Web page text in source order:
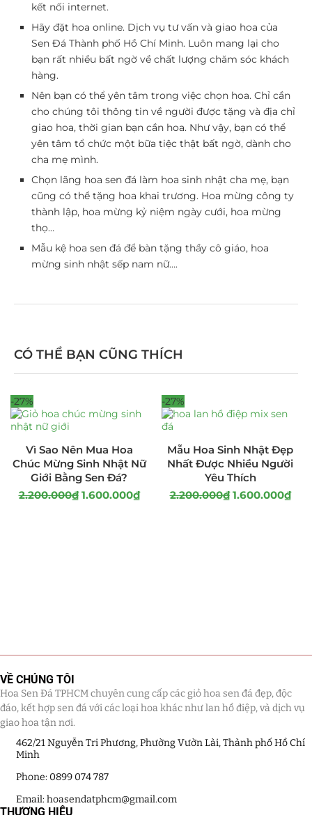
kết nối internet.
Hãy đặt hoa online. Dịch vụ tư vấn và giao hoa của
Sen Đá Thành phố Hồ Chí Minh. Luôn mang lại cho
bạn rất nhiều bất ngờ về chất lượng chăm sóc khách
hàng.
Nên bạn có thể yên tâm trong việc chọn hoa. Chỉ cần
cho chúng tôi thông tin về người được tặng và địa chỉ
giao hoa, thời gian bạn cần hoa. Như vậy, bạn có thể
yên tâm tổ chức một bữa tiệc thật bất ngờ, dành cho
cha mẹ mình.
Chọn lãng hoa sen đá làm hoa sinh nhật cha mẹ, bạn
cũng có thể tặng hoa khai trương. Hoa mừng công ty
thành lập, hoa mừng kỷ niệm ngày cưới, hoa mừng
thọ…
Mẫu kệ hoa sen đá để bàn tặng thầy cô giáo, hoa
mừng sinh nhật sếp nam nữ….
CÓ THỂ BẠN CŨNG THÍCH
-27%
Vì Sao Nên Mua Hoa
Chúc Mừng Sinh Nhật Nữ
Giới Bằng Sen Đá?
2.200.000₫ 1.600.000₫
-27%
Mẫu Hoa Sinh Nhật Đẹp
Nhất Được Nhiều Người
Yêu Thích
2.200.000₫ 1.600.000₫
VỀ CHÚNG TÔI
Hoa Sen Đá TPHCM chuyên cung cấp các giỏ hoa sen đá đẹp, độc
đáo, kết hợp sen đá với các loại hoa khác như lan hồ điệp, và dịch vụ
giao hoa tận nơi.
462/21 Nguyễn Tri Phương, Phường Vườn Lài, Thành phố Hồ Chí
Minh
Phone: 0899 074 787
Email: hoasendatphcm@gmail.com
THƯƠNG HIỆU